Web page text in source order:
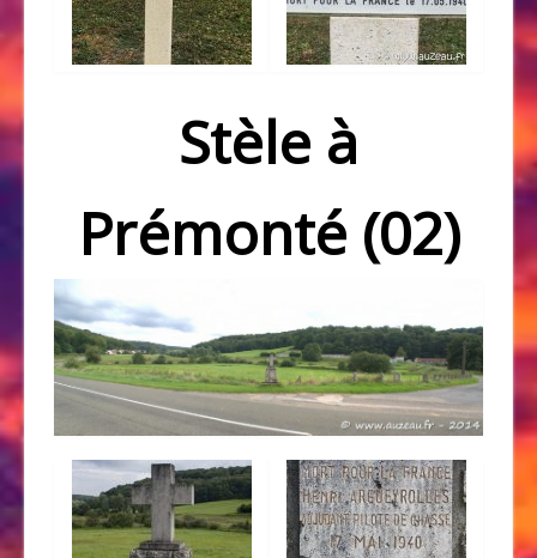
Stèle à
Prémonté (02)